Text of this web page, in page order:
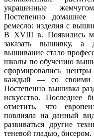
украшенные
Постепенно домашнее
ремесло: изделия с
В XVIII в. Появились
заказать вышивку, а
вышивание стало
школы по обучению
сформировались
каждый — со своими
Постепенно вышивка
искусство. Последнее
отметить, что
повлияла на данный
развиваться другие
теневой гладью, бисером.